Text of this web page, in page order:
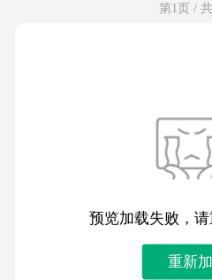
第1页 /
预览加载失败，
重新